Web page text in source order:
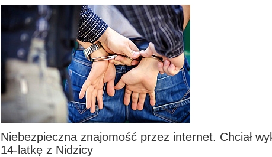
Niebezpieczna znajomość przez internet. Chciał
14-latkę z Nidzicy